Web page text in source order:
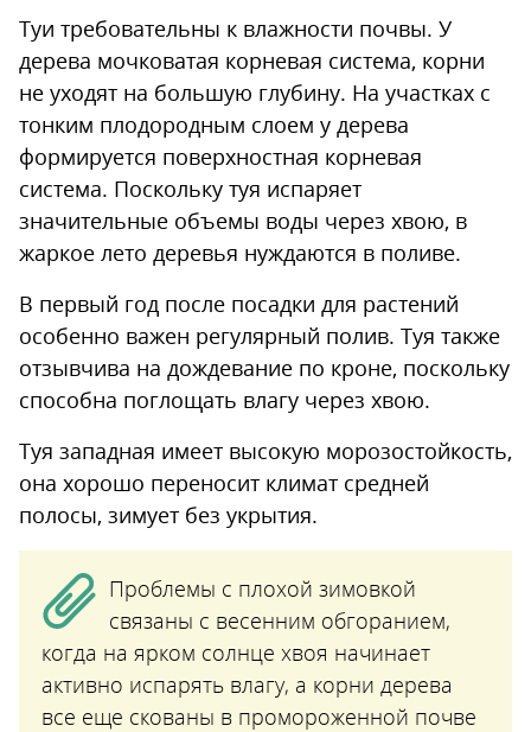
Туи требовательны к влажности почвы. У
дерева мочковатая корневая система, корни
не уходят на большую глубину. На участках с
тонким плодородным слоем у дерева
формируется поверхностная корневая
система. Поскольку туя испаряет
значительные объемы воды через хвою, в
жаркое лето деревья нуждаются в поливе.
В первый год после посадки для растений
особенно важен регулярный полив. Туя также
отзывчива на дождевание по кроне, поскольку
способна поглощать влагу через хвою.
Туя западная имеет высокую морозостойкость,
она хорошо переносит климат средней
полосы, зимует без укрытия.
Проблемы с плохой зимовкой
связаны с весенним обгоранием,
когда на ярком солнце хвоя начинает
активно испарять влагу, а корни дерева
все еще скованы в промороженной почве